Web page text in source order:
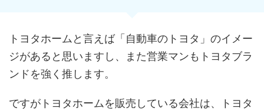
トヨタホームと言えば「自動車のトヨタ」のイメー
ジがあると思いますし、また営業マンもトヨタブラ
ンドを強く推します。
ですがトヨタホームを販売している会社は、トヨタ